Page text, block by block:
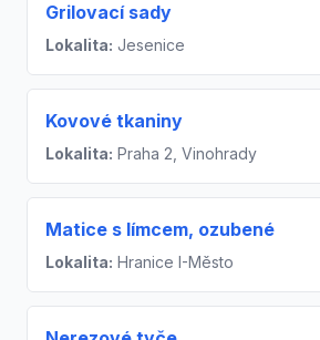
Grilovací sady
Lokalita: Jesenice
Kovové tkaniny
Lokalita: Praha 2, Vinohrady
Matice s límcem, ozubené
Lokalita: Hranice I-Město